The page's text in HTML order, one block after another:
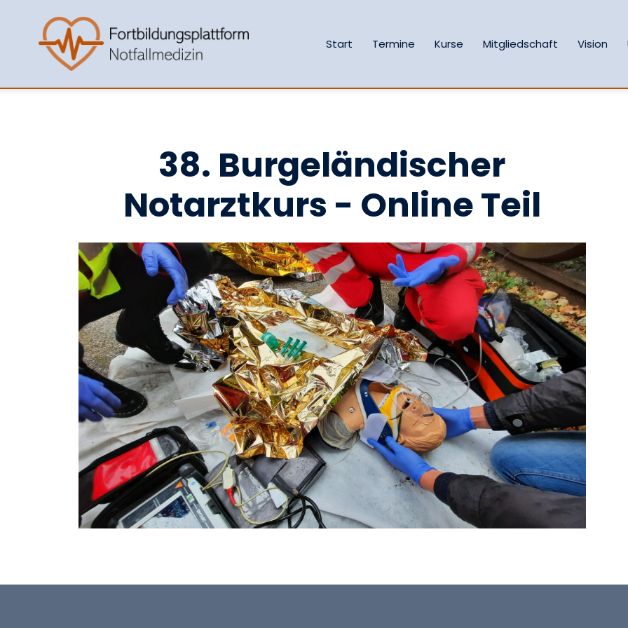
Start Termine Kurse Mitgliedschaft Vision
38. Burgeländischer
Notarztkurs - Online Teil